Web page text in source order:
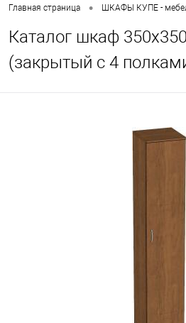
Главная страница • ШКАФЫ КУПЕ -
Каталог шкаф
(закрытый с 4